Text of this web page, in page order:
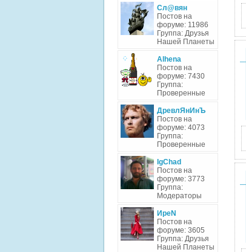
Сл@вян
Постов на
форуме: 11986
Группа: Друзья
Нашей Планеты
Alhena
Постов на
форуме: 7430
Группа:
Проверенные
ДревлЯнИнЪ
Постов на
форуме: 4073
Группа:
Проверенные
IgChad
Постов на
форуме: 3773
Группа:
Модераторы
ИреN
Постов на
форуме: 3605
Группа: Друзья
Нашей Планеты